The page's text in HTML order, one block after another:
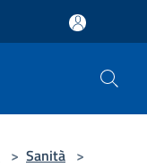
> Sanità >